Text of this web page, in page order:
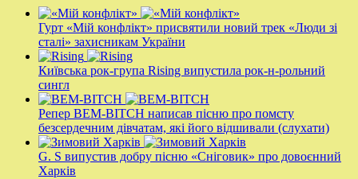
Гурт «Мій конфлікт» присвятили новий трек «Люди зі
сталі» захисникам України
Київська рок-група Rising випустила рок-н-рольний
сингл
Репер BEM-BITCH написав пісню про помсту
безсердечним дівчатам, які його відшивали (слухати)
G. S випустив добру пісню «Сніговик» про довоєнний
Харків